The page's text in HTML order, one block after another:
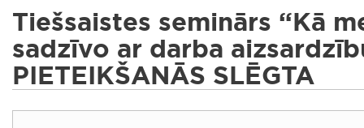
Tiešsaistes seminārs “Kā
sadzīvo ar darba
PIETEIKŠANĀS SLĒGTA